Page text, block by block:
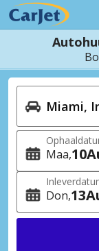
Maa 10
Don 13